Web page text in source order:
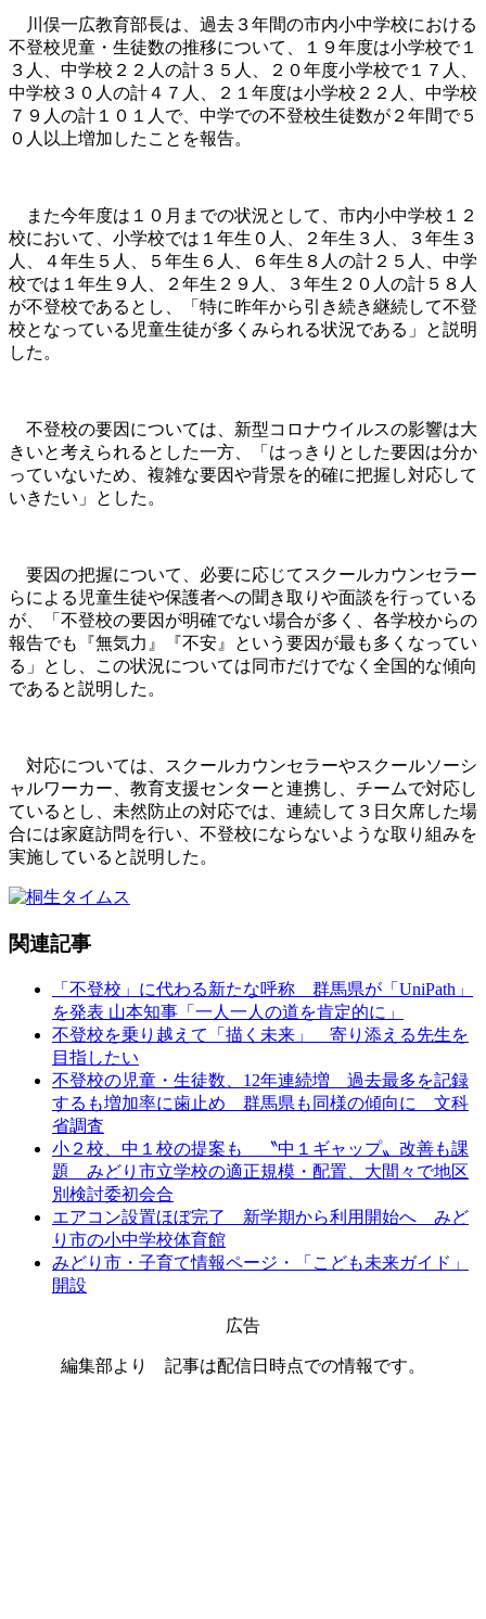
川俣一広教育部長は、過去３年間の市内小中学校における
不登校児童・生徒数の推移について、１９年度は小学校で１
３人、中学校２２人の計３５人、２０年度小学校で１７人、
中学校３０人の計４７人、２１年度は小学校２２人、中学校
７９人の計１０１人で、中学での不登校生徒数が２年間で５
０人以上増加したことを報告。
また今年度は１０月までの状況として、市内小中学校１２
校において、小学校では１年生０人、２年生３人、３年生３
人、４年生５人、５年生６人、６年生８人の計２５人、中学
校では１年生９人、２年生２９人、３年生２０人の計５８人
が不登校であるとし、「特に昨年から引き続き継続して不登
校となっている児童生徒が多くみられる状況である」と説明
した。
不登校の要因については、新型コロナウイルスの影響は大
きいと考えられるとした一方、「はっきりとした要因は分か
っていないため、複雑な要因や背景を的確に把握し対応して
いきたい」とした。
要因の把握について、必要に応じてスクールカウンセラー
らによる児童生徒や保護者への聞き取りや面談を行っている
が、「不登校の要因が明確でない場合が多く、各学校からの
報告でも『無気力』『不安』という要因が最も多くなってい
る」とし、この状況については同市だけでなく全国的な傾向
であると説明した。
対応については、スクールカウンセラーやスクールソーシ
ャルワーカー、教育支援センターと連携し、チームで対応し
ているとし、未然防止の対応では、連続して３日欠席した場
合には家庭訪問を行い、不登校にならないような取り組みを
実施していると説明した。
関連記事
「不登校」に代わる新たな呼称 群馬県が「UniPath」
を発表 山本知事「一人一人の道を肯定的に」
不登校を乗り越えて「描く未来」 寄り添える先生を
目指したい
不登校の児童・生徒数、12年連続増 過去最多を記録
するも増加率に歯止め 群馬県も同様の傾向に 文科
省調査
小２校、中１校の提案も 〝中１ギャップ〟改善も課
題 みどり市立学校の適正規模・配置、大間々で地区
別検討委初会合
エアコン設置ほぼ完了 新学期から利用開始へ みど
り市の小中学校体育館
みどり市・子育て情報ページ・「こども未来ガイド」
開設
広告
編集部より 記事は配信日時点での情報です。